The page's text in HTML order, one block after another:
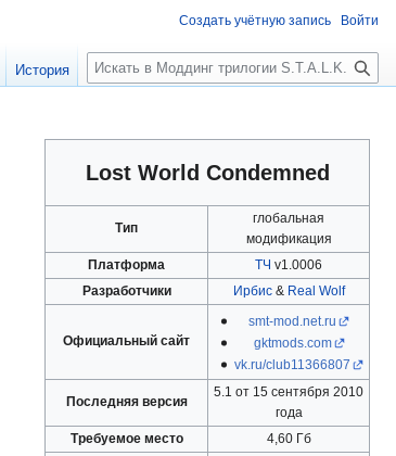
Lost World Condemned
Тип
глобальная
модификация
Платформа
ТЧ v1.0006
Разработчики
Ирбис& Real Wolf
Официальный сайт
smt-mod.net.ru
gktmods.com
vk.ru/club11366807
Последняя версия
5.1 от 15 сентября 2010
года
Требуемое место
4,60 Гб
Создать учётную запись Войти
История
П
о
с
к